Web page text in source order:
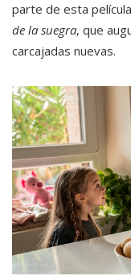
parte de esta
de la suegra, que
carcajadas nuevas.